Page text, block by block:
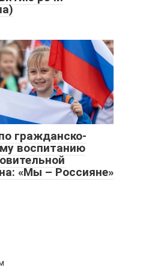
гражданско-
воспитанию
«Мы – Россияне»